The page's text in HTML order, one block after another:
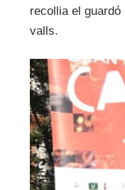
recollia el
valls.